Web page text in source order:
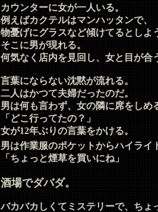
カウンターに女が一人いる。
例えばカクテルはマンハッタンで、
物憂げにグラスなど傾けてるとしよ
そこに男が現れる。
何気なく店内を見回し、女と目が合
言葉にならない沈黙が流れる。
二人はかつて夫婦だったのだ。
男は何も言わず、女の隣に席をしめ
「どこ行ってたの？」
女が12年ぶりの言葉をかける。
男は作業服のポケットからハイライ
「ちょっと煙草を買いにね」
酒場でダバダ。
バカバカしくてミステリーで、ちょ